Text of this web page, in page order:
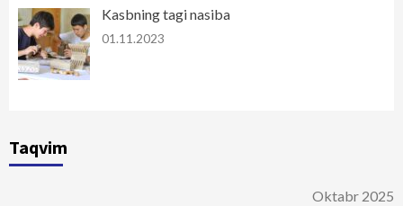
Kasbning tagi nasiba
01.11.2023
Taqvim
Oktabr 2025